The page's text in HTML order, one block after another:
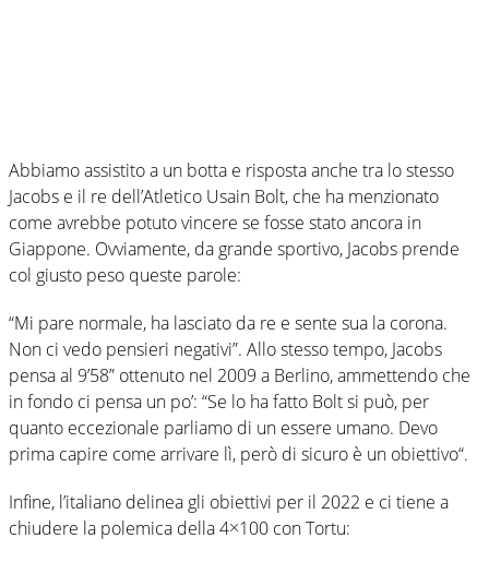
Abbiamo assistito a un botta e risposta anche tra lo stesso
Jacobs e il re dell’Atletico Usain Bolt, che ha menzionato
come avrebbe potuto vincere se fosse stato ancora in
Giappone. Ovviamente, da grande sportivo, Jacobs prende
col giusto peso queste parole:
“Mi pare normale, ha lasciato da re e sente sua la corona.
Non ci vedo pensieri negativi”. Allo stesso tempo, Jacobs
pensa al 9’58” ottenuto nel 2009 a Berlino, ammettendo che
in fondo ci pensa un po’: “Se lo ha fatto Bolt si può, per
quanto eccezionale parliamo di un essere umano. Devo
prima capire come arrivare lì, però di sicuro è un obiettivo“.
Infine, l’italiano delinea gli obiettivi per il 2022 e ci tiene a
chiudere la polemica della 4×100 con Tortu: